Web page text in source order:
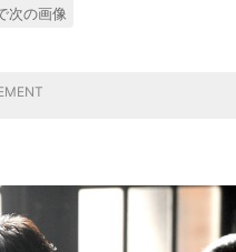
次の画像